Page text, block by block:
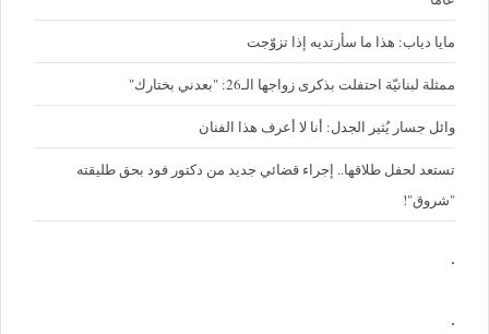
مايا دياب: هذا ما سأرتديه إذا تزوّجت
ممثلة لبنانيّة احتفلت بذكرى زواجها الـ26: "بعدني بختارك"
وائل جسار يُثير الجدل: أنا لا أعرف هذا الفنان
تستعد لحفل طلاقها.. إجراء قضائي جديد من دكتور فود بحق طليقته
"شروق"!
.
.